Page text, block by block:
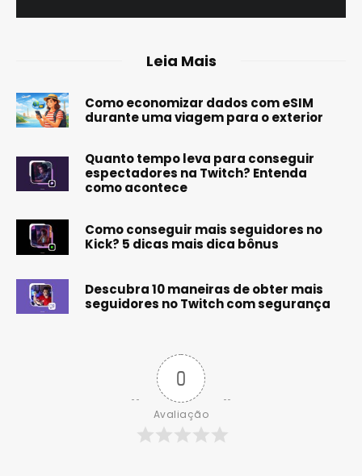
Leia Mais
Como economizar dados com eSIM
durante uma viagem para o exterior
Quanto tempo leva para conseguir
espectadores na Twitch? Entenda
como acontece
Como conseguir mais seguidores no
Kick? 5 dicas mais dica bônus
Descubra 10 maneiras de obter mais
seguidores no Twitch com segurança
0
Avaliação